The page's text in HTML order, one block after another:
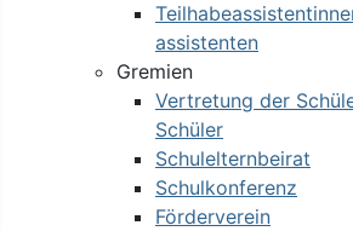
assistenten
Gremien
Vertretung der
Schüler
Schulelternbeirat
Schulkonferenz
Förderverein